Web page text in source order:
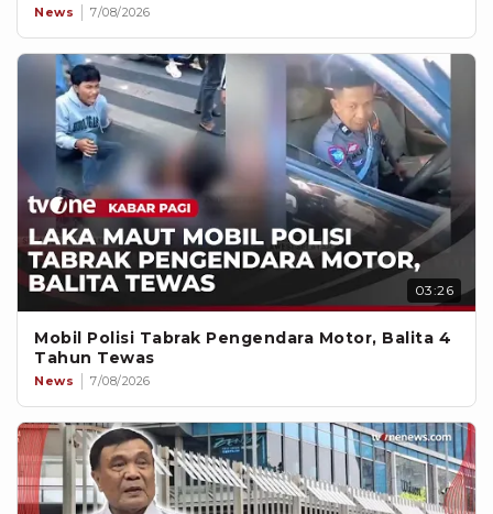
News 7/08/2026
03:26
Mobil Polisi Tabrak Pengendara Motor, Balita 4
Tahun Tewas
News 7/08/2026